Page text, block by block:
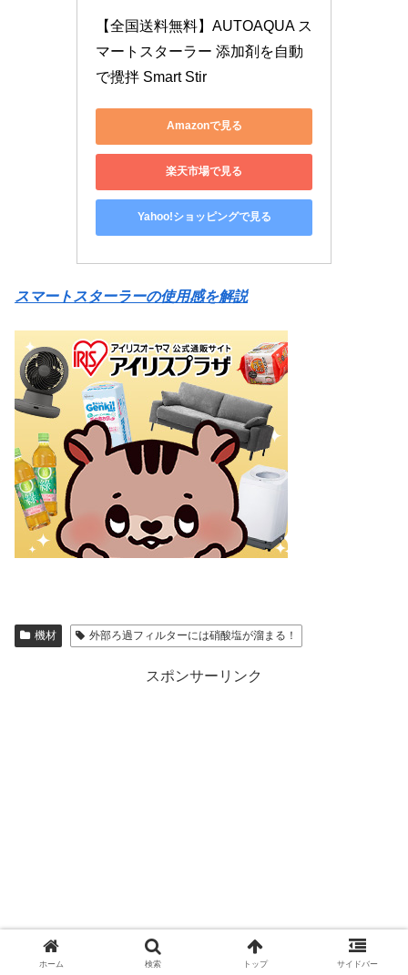
【全国送料無料】AUTOAQUA ス
マートスターラー 添加剤を自動
で攪拌 Smart Stir
Amazonで見る
楽天市場で見る
Yahoo!ショッピングで見る
スマートスターラーの使用感を解説
機材 外部ろ過フィルターには硝酸塩が溜まる！
スポンサーリンク
ホーム 検索 トップ サイドバー